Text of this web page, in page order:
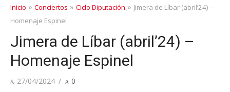
Inicio » Conciertos » Ciclo Diputación » Jimera de Líbar (abril’24) –
Homenaje Espinel
Jimera de Líbar (abril’24) –
Homenaje Espinel
Publicado
27/04/2024 0